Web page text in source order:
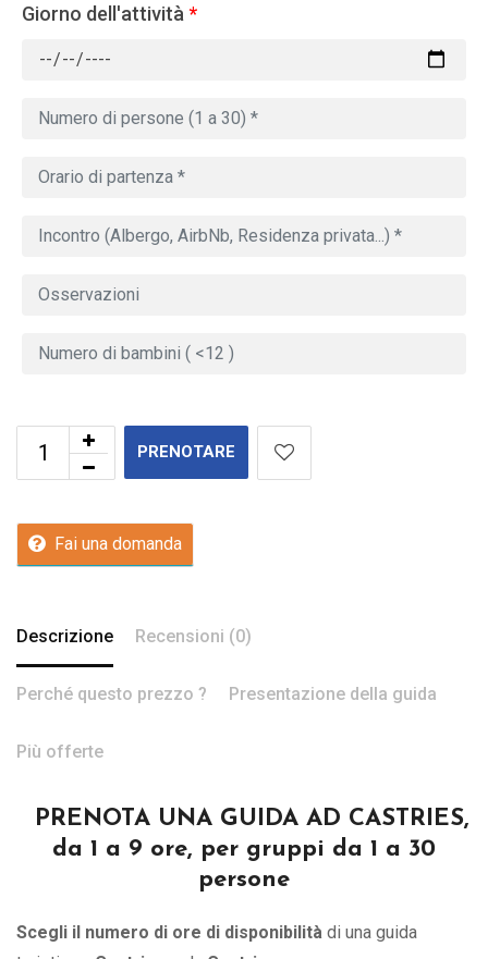
Giorno dell'attività *
PRENOTARE
Fai una domanda
Descrizione Recensioni (0)
Perché questo prezzo ? Presentazione della guida
Più offerte
PRENOTA UNA GUIDA AD CASTRIES,
da 1 a 9 ore, per gruppi da 1 a 30
persone
Scegli il numero di ore di disponibilità di una guida